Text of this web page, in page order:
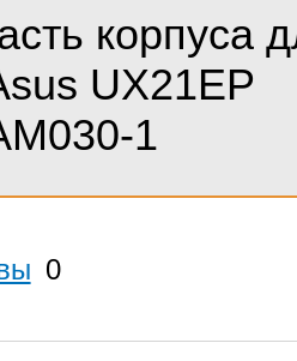
корпуса
UX21EP
1
0